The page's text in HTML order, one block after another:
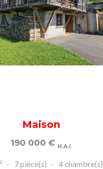
Maison
190 000 € H.A.I
7 pièce(s)
4 chambre(s)